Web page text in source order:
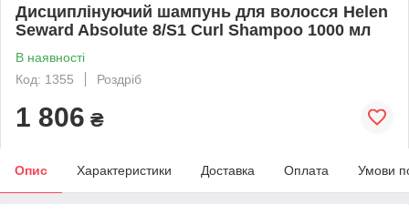
Дисциплінуючий шампунь для волосся Helen
Seward Absolute 8/S1 Curl Shampoo 1000 мл
В наявності
Код: 1355
Роздріб
1 806 ₴
Опис Характеристики Доставка Оплата Умови